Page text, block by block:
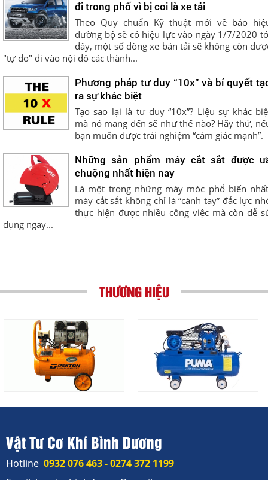
đi trong phố vì bị coi là xe tải
Theo Quy chuẩn Kỹ thuật mới về báo
đường bộ sẽ có hiệu lực vào ngày 1/7/2020
đây, một số dòng xe bán tải sẽ không còn
"tự do" đi vào nội đô các thành...
Phương pháp tư duy “10x” và bí quyết
ra sự khác biệt
Tạo sao lại là tư duy “10x”? Liệu sự khác
mà nó mang đến sẽ như thế nào? Hãy thử,
bạn muốn được trải nghiệm “cảm giác mạnh”.
Những sản phẩm máy cắt sắt được
chuộng nhất hiện nay
Là một trong những máy móc phổ biến
máy cắt sắt không chỉ là “cánh tay” đắc lực
thực hiện được nhiều công việc mà còn dễ
dụng ngay...
THƯƠNG HIỆU
Vật Tư Cơ Khí Bình Dương
Hotline 0932 076 463 - 0274 372 1199